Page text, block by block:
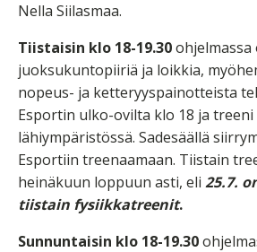
Nella Siilasmaa.
Tiistaisin klo 18-19.30ohjelmassa
juoksukuntopiiriä ja loikkia,
nopeus- ja ketteryyspainotteista
Esportin ulko-ovilta klo 18 ja
lähiympäristössä. Sadesäällä
Esportiin treenaamaan. Tiistain
heinäkuun loppuun asti, eli 25.7.
tiistain fysiikkatreenit.
Sunnuntaisin klo 18-19.30